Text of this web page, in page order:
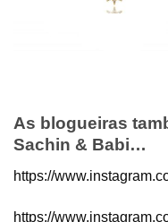
As blogueiras
Sachin & Babi…
https://
https://